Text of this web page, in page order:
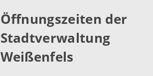
Öffnungszeiten der
Stadtverwaltung
Weißenfels